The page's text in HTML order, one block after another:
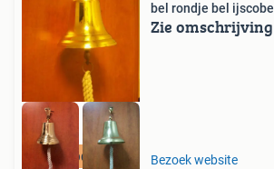
GOEDKOOPSTE IN NL
bel rondje bel ijscobel
Zie omschrijving
Bezoek website